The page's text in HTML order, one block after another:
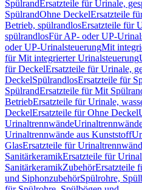
SpülrandErsatzteile für Urinale,
SpülrandOhne DeckelErsatzteile
Betrieb, spülrandlosErsatzteile für
spülrandlosFür AP- oder UP-
oder UP-UrinalsteuerungMit
für Mit integrierter Urinalsteuerung
für DeckelErsatzteile für Urinale,
DeckelSpülrandlosErsatzteile für
SpülrandErsatzteile für Mit
BetriebErsatzteile für Urinale,
DeckelErsatzteile für Ohne Deckel
Urinaltrennwände
Urinaltrennwände aus Kunststoff
GlasErsatzteile für
SanitärkeramikErsatzteile für
SanitärkeramikZubehörErsatzteile
und SiphonzubehörSpülrohre,